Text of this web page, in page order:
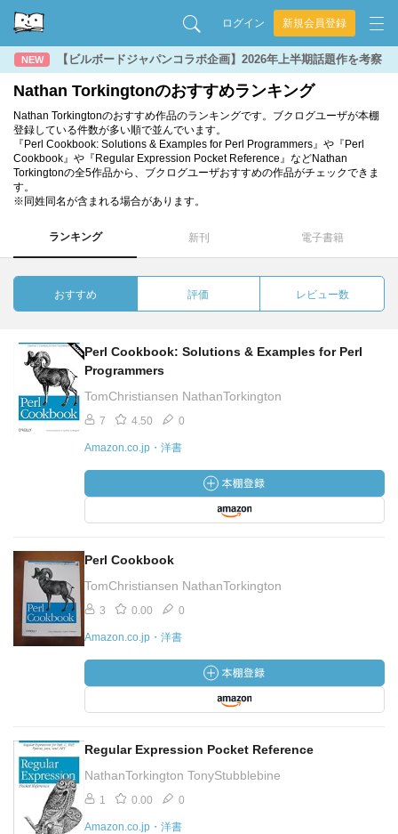
ログイン 新規会員登録
NEW 【ビルボードジャパンコラボ企画】2026年上半期話題作を考察
Nathan Torkingtonのおすすめランキング
Nathan Torkingtonのおすすめ作品のランキングです。ブクログユーザが本棚
登録している件数が多い順で並んでいます。
『Perl Cookbook: Solutions & Examples for Perl Programmers』や『Perl
Cookbook』や『Regular Expression Pocket Reference』などNathan
Torkingtonの全5作品から、ブクログユーザおすすめの作品がチェックできま
す。
※同姓同名が含まれる場合があります。
ランキング 新刊 電子書籍
おすすめ 評価 レビュー数
Perl Cookbook: Solutions & Examples for Perl
Programmers
TomChristiansen NathanTorkington
7 4.50 0
Amazon.co.jp・洋書
Perl Cookbook
TomChristiansen NathanTorkington
3 0.00 0
Amazon.co.jp・洋書
Regular Expression Pocket Reference
NathanTorkington TonyStubblebine
1 0.00 0
Amazon.co.jp・洋書